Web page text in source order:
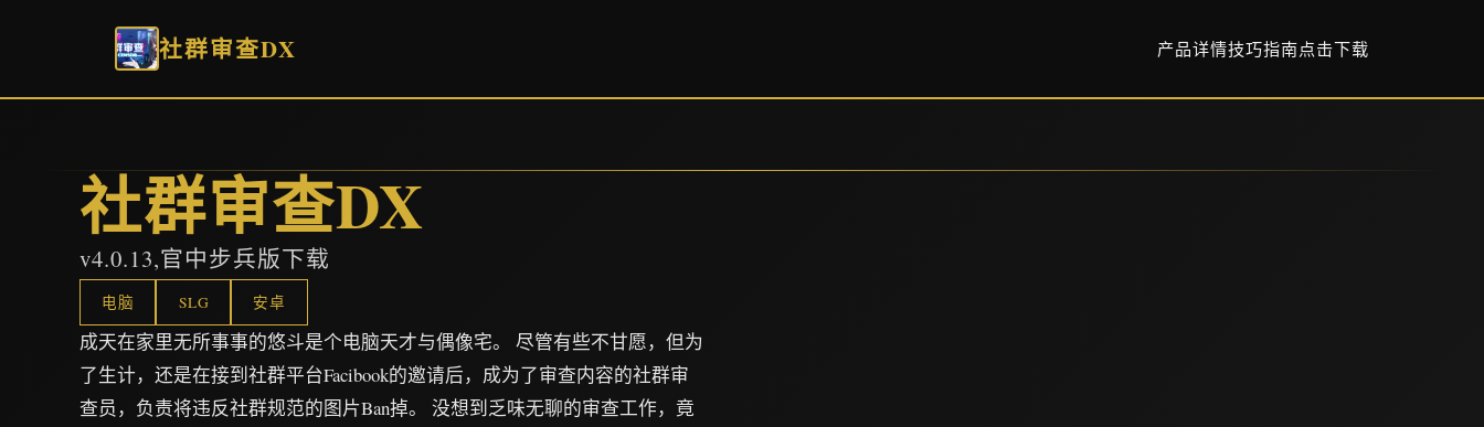
社群审查DX 产品详情技巧指南点击下载
社群审查DX
v4.0.13,官中步兵版下载
电脑 SLG 安卓
成天在家里无所事事的悠斗是个电脑天才与偶像宅。 尽管有些不甘愿，但为
了生计，还是在接到社群平台Facibook的邀请后，成为了审查内容的社群审
查员，负责将违反社群规范的图片Ban掉。 没想到乏味无聊的审查工作，竟